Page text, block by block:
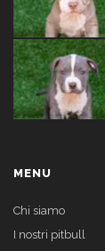
MENU
Chi siamo
I nostri pitbull